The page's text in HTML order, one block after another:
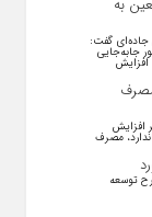
به
جاده‌ای گفت:
به‌منظور جابه‌جایی
افزایش
کارکرده در سال ۱۴۰۵/ مصرف
افزایش
مصرف
توسعه